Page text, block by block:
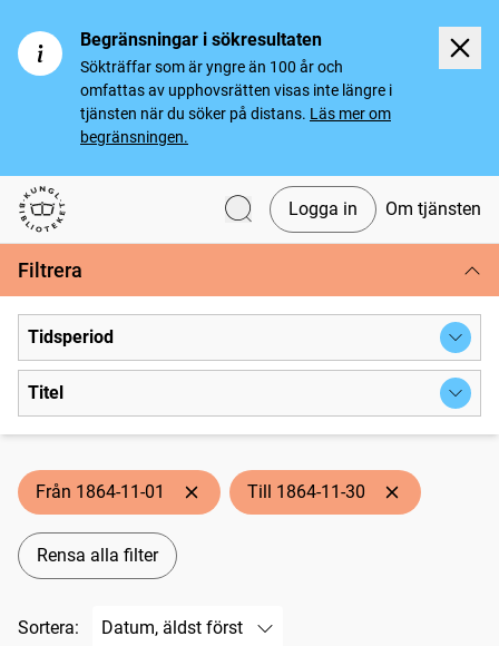
Begränsningar i sökresultaten
Sökträffar som är yngre än 100 år och
omfattas av upphovsrätten visas inte längre i
tjänsten när du söker på distans. Läs mer om
begränsningen.
Svenska tidningar
Logga in Om tjänsten
Filtrera
Tidsperiod
Titel
Från 1864-11-01 Till 1864-11-30
Rensa alla filter
Sortera: